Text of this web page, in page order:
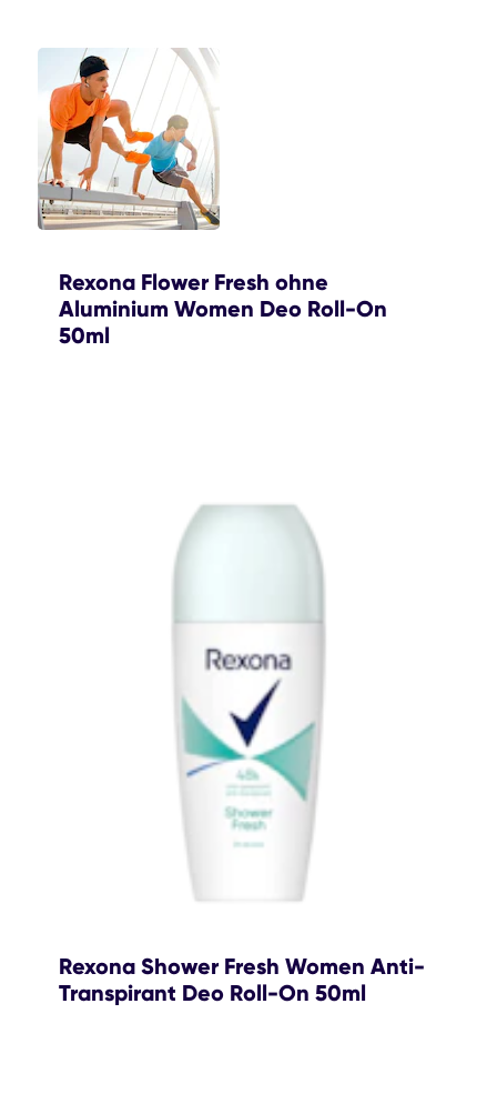
Rexona Flower Fresh ohne
Aluminium Women Deo Roll-On
50ml
Rexona Shower Fresh Women Anti-
Transpirant Deo Roll-On 50ml